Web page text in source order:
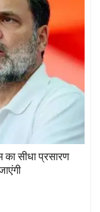
का सीधा प्रसारण